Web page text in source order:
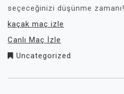
seçeceğinizi düşünme zamanı!
kaçak maç izle
Canlı Maç İzle
Uncategorized